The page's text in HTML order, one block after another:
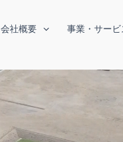
会社概要 事業・サービ